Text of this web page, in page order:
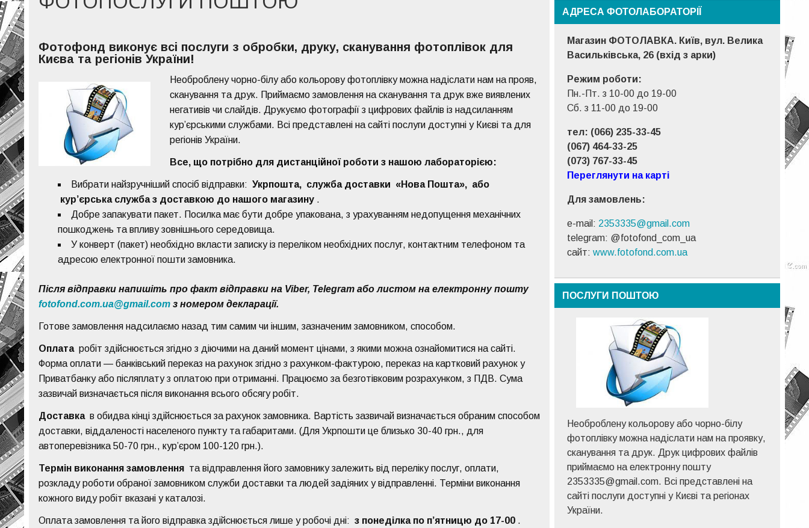
Фотофонд виконує всі послуги з обробки, друку, сканування фотоплівок для
Києва та регіонів України!
Необроблену чорно-білу або кольорову фотоплівку можна надіслати нам на прояв,
сканування та друк. Приймаємо замовлення на сканування та друк вже виявлених
негативів чи слайдів. Друкуємо фотографії з цифрових файлів із надсиланням
кур’єрськими службами. Всі представлені на сайті послуги доступні у Києві та для
регіонів України.
Все, що потрібно для дистанційної роботи з нашою лабораторією:
Вибрати найзручніший спосіб відправки:Укрпошта, служба доставки «Нова Пошта», або
кур’єрська служба з доставкою до нашого магазину .
Добре запакувати пакет. Посилка має бути добре упакована, з урахуванням недопущення механічних
пошкоджень та впливу зовнішнього середовища.
У конверт (пакет) необхідно вкласти записку із переліком необхідних послуг, контактним телефоном та
адресою електронної пошти замовника.
Після відправки напишіть про факт відправки на Viber, Telegram або листом на електронну пошту
fotofond.com.ua@gmail.com з номером декларації.
Готове замовлення надсилаємо назад тим самим чи іншим, зазначеним замовником, способом.
Оплатаробіт здійснюється згідно з діючими на даний момент цінами, з якими можна ознайомитися на сайті.
Форма оплати — банківський переказ на рахунок згідно з рахунком-фактурою, переказ на картковий рахунок у
Приватбанку або післяплату з оплатою при отриманні. Працюємо за безготівковим розрахунком, з ПДВ. Сума
зазвичай визначається після виконання всього обсягу робіт.
Доставкав обидва кінці здійснюється за рахунок замовника. Вартість зазвичай визначається обраним способом
доставки, віддаленості населеного пункту та габаритами. (Для Укрпошти це близько 30-40 грн., для
автоперевізника 50-70 грн., кур’єром 100-120 грн.).
Термін виконання замовлення та відправлення його замовнику залежить від переліку послуг, оплати,
розкладу роботи обраної замовником служби доставки та людей задіяних у відправленні. Терміни виконання
кожного виду робіт вказані у каталозі.
Оплата замовлення та його відправка здійснюється лише у робочі дні:з понеділка по п’ятницю до 17-00 .
АДРЕСА ФОТОЛАБОРАТОРІЇ
Магазин ФОТОЛАВКА. Київ, вул. Велика
Васильківська, 26 (вхід з арки)
Режим роботи:
Пн.-Пт. з 10-00 до 19-00
Сб. з 11-00 до 19-00
тел: (066) 235-33-45
(067) 464-33-25
(073) 767-33-45
Переглянути на карті
Для замовлень:
e-mail: 2353335@gmail.com
telegram: @fotofond_com_ua
сайт:www.fotofond.com.ua
ПОСЛУГИ ПОШТОЮ
Необроблену кольорову або чорно-білу
фотоплівку можна надіслати нам на проявку,
сканування та друк. Друк цифрових файлів
приймаємо на електронну пошту
2353335@gmail.com. Всі представлені на
сайті послуги доступні у Києві та регіонах
України.